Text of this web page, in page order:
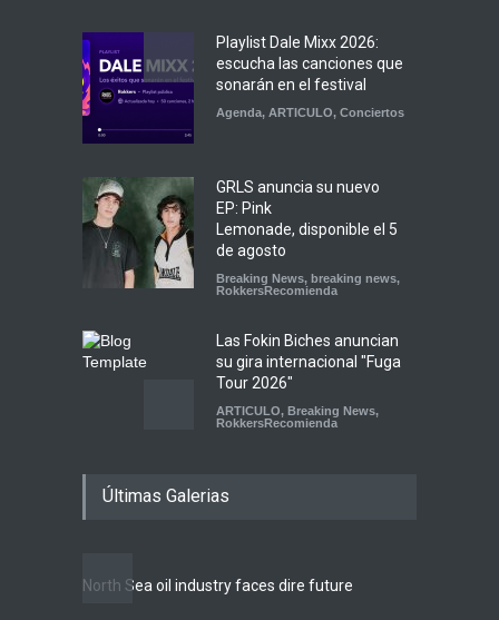
Playlist Dale Mixx 2026:
escucha las canciones que
sonarán en el festival
Agenda, ARTICULO, Conciertos
GRLS anuncia su nuevo
EP: Pink
Lemonade, disponible el 5
de agosto
Breaking News, breaking news,
RokkersRecomienda
Las Fokin Biches anuncian
su gira internacional "Fuga
Tour 2026"
ARTICULO, Breaking News,
RokkersRecomienda
nuevo de Psychedelic Porn
RokkersRecomienda,Sin
categoría
Últimas Galerias
North Sea oil industry faces dire future